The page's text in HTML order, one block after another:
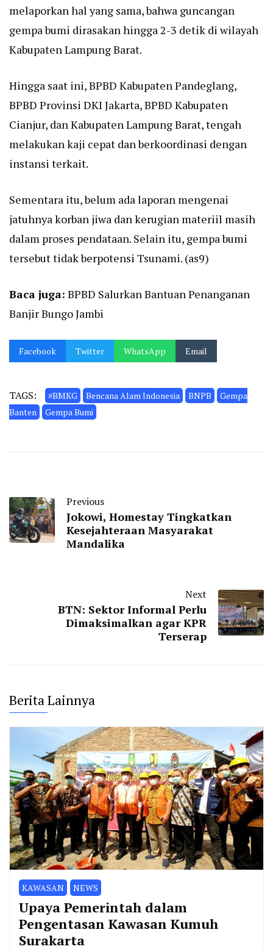
melaporkan hal yang sama, bahwa guncangan
gempa bumi dirasakan hingga 2-3 detik di wilayah
Kabupaten Lampung Barat.
Hingga saat ini, BPBD Kabupaten Pandeglang,
BPBD Provinsi DKI Jakarta, BPBD Kabupaten
Cianjur, dan Kabupaten Lampung Barat, tengah
melakukan kaji cepat dan berkoordinasi dengan
instansi terkait.
Sementara itu, belum ada laporan mengenai
jatuhnya korban jiwa dan kerugian materiil masih
dalam proses pendataan. Selain itu, gempa bumi
tersebut tidak berpotensi Tsunami. (as9)
Baca juga: BPBD Salurkan Bantuan Penanganan
Banjir Bungo Jambi
Facebook Twitter WhatsApp Email
TAGS: #BMKG Bencana Alam Indonesia BNPB
Gempa
Banten
Gempa Bumi
Previous
Jokowi, Homestay Tingkatkan
Kesejahteraan Masyarakat
Mandalika
Next
BTN: Sektor Informal Perlu
Dimaksimalkan agar KPR
Terserap
Berita Lainnya
KAWASAN NEWS
Upaya Pemerintah dalam
Pengentasan Kawasan Kumuh
Surakarta